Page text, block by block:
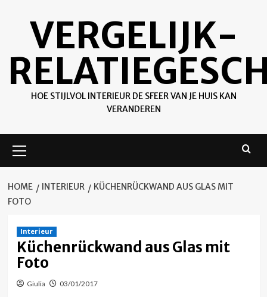
VERGELIJK-
HOE STIJLVOL INTERIEUR DE SFEER VAN JE HUIS KAN
VERANDEREN
menu
HOME INTERIEUR
KÜCHENRÜCKWAND AUS GLAS MIT
FOTO
Interieur
Küchenrückwand aus Glas mit
Foto
Giulia 03/01/2017